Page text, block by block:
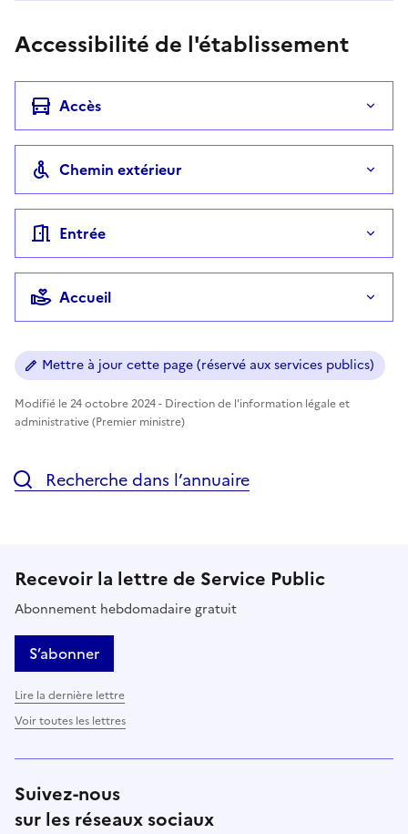
Accessibilité de l'établissement
Accès
Chemin extérieur
Entrée
Accueil
Mettre à jour cette page (réservé aux services publics)
Modifié le 24 octobre 2024 - Direction de l'information légale et
administrative (Premier ministre)
Recherche dans l’annuaire
Recevoir la lettre de Service Public
Abonnement hebdomadaire gratuit
S’abonner
Lire la dernière lettre
Voir toutes les lettres
Suivez-nous
sur les réseaux sociaux